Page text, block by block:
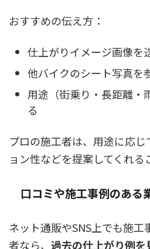
おすすめの伝え方：
仕上がりイメージ画像を
他バイクのシート写真を
用途（街乗り・長距離・
る
プロの施工者は、用途に応
ョン性などを提案してくれる
口コミや施工事例のある
ネット通販やSNS上でも施工
者なら、 過去の仕上がり例